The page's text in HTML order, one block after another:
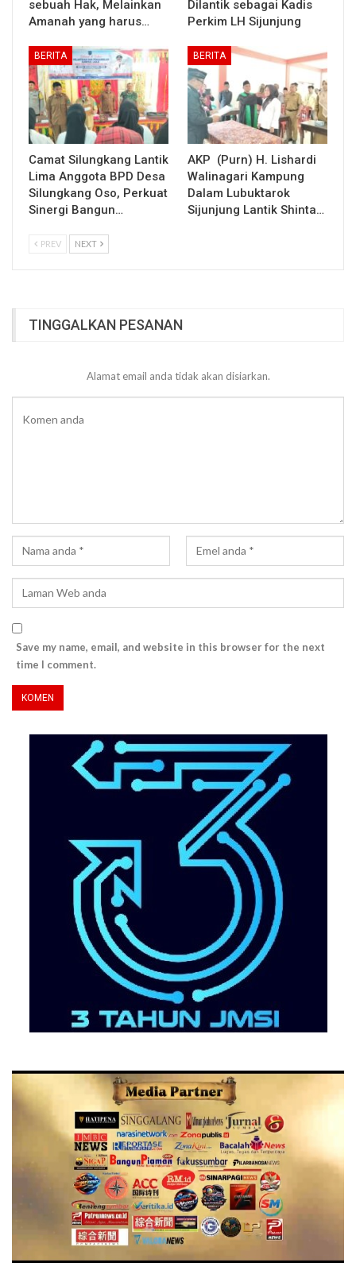
sebuah Hak, Melainkan
Amanah yang harus…
Dilantik sebagai Kadis
Perkim LH Sijunjung
BERITA
Camat Silungkang Lantik
Lima Anggota BPD Desa
Silungkang Oso, Perkuat
Sinergi Bangun…
BERITA
AKP (Purn) H. Lishardi
Walinagari Kampung
Dalam Lubuktarok
Sijunjung Lantik Shinta…
PREV NEXT
TINGGALKAN PESANAN
Alamat email anda tidak akan disiarkan.
Save my name, email, and website in this browser for the next
time I comment.